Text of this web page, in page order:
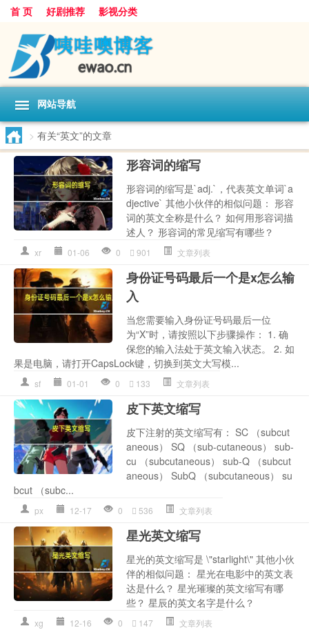
首 页 好剧推荐 影视分类
网站导航
> 有关“英文”的文章
形容词的缩写
形容词的缩写是`adj.`，代表英文单词`a
djective` 其他小伙伴的相似问题： 形容
词的英文全称是什么？ 如何用形容词描
述人？ 形容词的常见缩写有哪些？
xr 01-06 0 901 文章列表
身份证号码最后一个是x怎么输
入
当您需要输入身份证号码最后一位
为“X”时，请按照以下步骤操作： 1. 确
保您的输入法处于英文输入状态。 2. 如
果是电脑，请打开CapsLock键，切换到英文大写模...
sf 01-01 0 133 文章列表
皮下英文缩写
皮下注射的英文缩写有： SC （subcut
aneous） SQ （sub-cutaneous） sub-
cu （subcutaneous） sub-Q （subcut
aneous） SubQ （subcutaneous） su
bcut （subc...
px 12-17 0 536 文章列表
星光英文缩写
星光的英文缩写是 \"starlight\" 其他小伙
伴的相似问题： 星光在电影中的英文表
达是什么？ 星光璀璨的英文缩写有哪
些？ 星辰的英文名字是什么？
xg 12-16 0 147 文章列表